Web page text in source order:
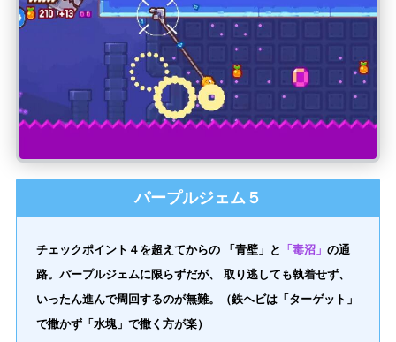
パープルジェム５
チェックポイント４を超えてからの 「青壁」と 「毒沼」の通
路。パープルジェムに限らずだが、 取り逃しても執着せず、
いったん進んで周回するのが無難。（鉄ヘビは「ターゲット」
で撒かず「水塊」で撒く方が楽）